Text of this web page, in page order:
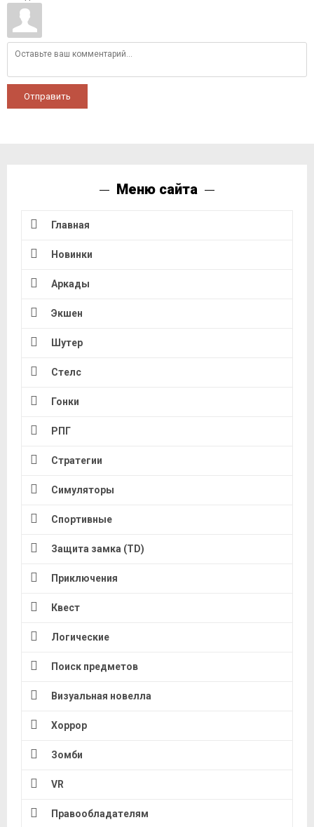
Отправить
Меню сайта
Главная
Новинки
Аркады
Экшен
Шутер
Стелс
Гонки
РПГ
Стратегии
Симуляторы
Спортивные
Защита замка (TD)
Приключения
Квест
Логические
Поиск предметов
Визуальная новелла
Хоррор
Зомби
VR
Правообладателям